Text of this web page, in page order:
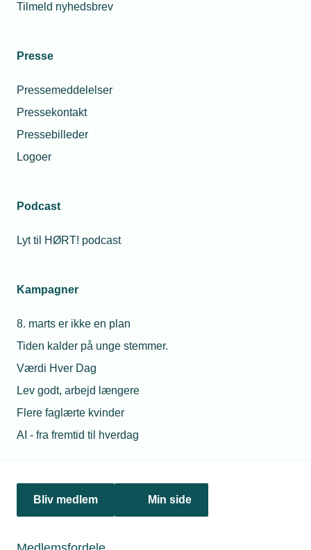
Tilmeld nyhedsbrev
Presse
Pressemeddelelser
Pressekontakt
Pressebilleder
Logoer
Podcast
Lyt til HØRT! podcast
Kampagner
8. marts er ikke en plan
Tiden kalder på unge stemmer.
Værdi Hver Dag
Lev godt, arbejd længere
Flere faglærte kvinder
AI - fra fremtid til hverdag
Bliv medlem Min side
Politik & analyse
jura@tekniq.dk
tekniq@tekniq.dk